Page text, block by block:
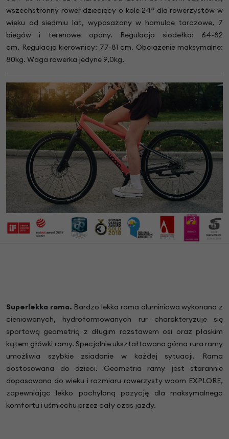
wszechstronny rower dziecięcy o kole 24“ dla rowerzystów w
wieku od siedmiu lat, wyposażony w hamulce tarczowe, 7
biegów i terenowe opony. Regulacja siodełka: 64-82
cm. Regulacja kierownicy: 77-81 cm. Obciążenie maksymalne:
80kg. Waga rowerka jedyne 9,0kg.
Superlekka rama. Bardzo lekka rama aluminiowa wykonana z
cieniowanych, hydroformowanych rur charakteryzuje się
sportową geometrią z długim rozstawem osi oraz płaskim
kątem główki ramy. Specjalnie ukształtowana górna rura ramy
umożliwia szybkie zsiadanie w każdej sytuacji.
Rama
dostosowana do dzieci. Geometria ramy jest starannie
dopasowana do wieku i rozmiaru rowerzysty woom EXPLORE,
zapewniając lekko pochyloną pozycję dla maksymalnego
komfortu i uśmiechu przez cały czas jazdy.